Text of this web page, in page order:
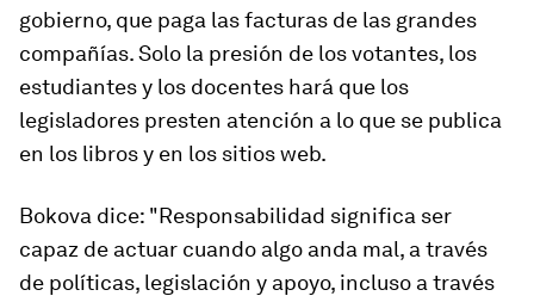
gobierno, que paga las facturas de las grandes
compañías. Solo la presión de los votantes, los
estudiantes y los docentes hará que los
legisladores presten atención a lo que se publica
en los libros y en los sitios web.
Bokova dice: "Responsabilidad significa ser
capaz de actuar cuando algo anda mal, a través
de políticas, legislación y apoyo, incluso a través